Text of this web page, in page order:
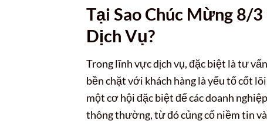
Tại Sao Chúc Mừng 8/
Dịch Vụ?
Trong lĩnh vực dịch vụ, đặc biệt là tư
bền chặt với khách hàng là yếu tố cốt
một cơ hội đặc biệt để các doanh
thông thường, từ đó củng cố niềm tin